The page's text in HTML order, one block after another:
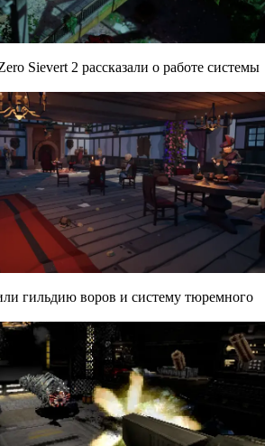
Sievert 2 рассказали о работе системы
гильдию воров и систему тюремного